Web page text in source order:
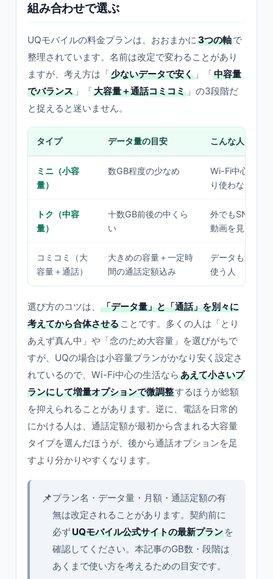
組み合わせで選ぶ
UQモバイルの料金プランは、おおまかに3つの軸で
整理されています。名前は改定で変わることがあり
ますが、考え方は「少ないデータで安く 」「中容量
でバランス 」「大容量＋通話コミコミ 」の3段階だ
と捉えると迷いません。
タイプ データ量の目安 こんな人に
ミニ（小容
量）
数GB程度の少なめ
Wi-Fi中心で、
り使わない人
トク（中容
量）
十数GB前後の中くら
い
外でもSNS・地
動画を見る標準
コミコミ（大
容量＋通話）
大きめの容量＋一定時
間の通話定額込み
データも通話も
使う人
選び方のコツは、
「データ量」と「通話」を別々に
考えてから合体させる ことです。多くの人は「とり
あえず真ん中」や「念のため大容量」を選びがちで
すが、UQの場合は小容量プランがかなり安く設定さ
れているので、Wi-Fi中心の生活なら あえて小さいプ
ランにして増量オプションで微調整するほうが総額
を抑えられることがあります。逆に、電話を日常的
にかける人は、通話定額が最初から含まれる大容量
タイプを選んだほうが、後から通話オプションを足
すより分かりやすくなります。
📌プラン名・データ量・月額・通話定額の有
無は改定されることがあります。契約前に
必ずUQモバイル公式サイトの最新プラン を
確認してください。本記事のGB数・段階は
あくまで使い方を考えるための目安です。